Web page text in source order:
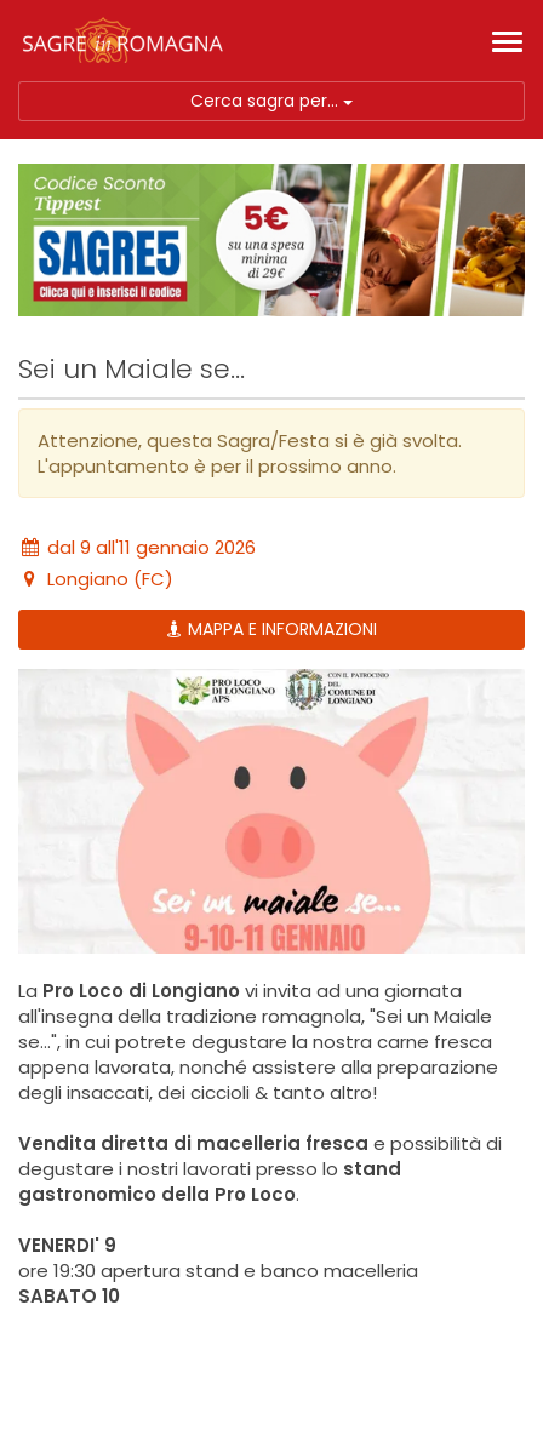
Cerca sagra per...
Sei un Maiale se...
Attenzione, questa Sagra/Festa si è già svolta.
L'appuntamento è per il prossimo anno.
dal 9 all'11 gennaio 2026
Longiano (FC)
MAPPA E INFORMAZIONI
La Pro Loco di Longiano vi invita ad una giornata
all'insegna della tradizione romagnola, "Sei un Maiale
se...", in cui potrete degustare la nostra carne fresca
appena lavorata, nonché assistere alla preparazione
degli insaccati, dei ciccioli & tanto altro!
Vendita diretta di macelleria fresca e possibilità di
degustare i nostri lavorati presso lo stand
gastronomico della Pro Loco.
VENERDI' 9
ore 19:30 apertura stand e banco macelleria
SABATO 10